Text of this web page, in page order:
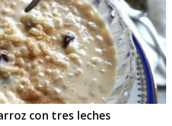
con tres leches